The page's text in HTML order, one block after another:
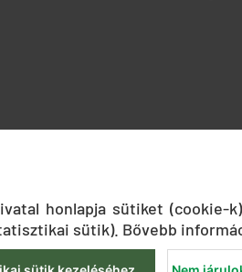
honlapja sütiket
sütik). Bővebb